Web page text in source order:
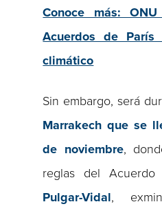
Conoce más:
Acuerdos de
climático
Sin embargo, será
Marrakech que se
de noviembre,
reglas del Acuerdo
Pulgar-Vidal,